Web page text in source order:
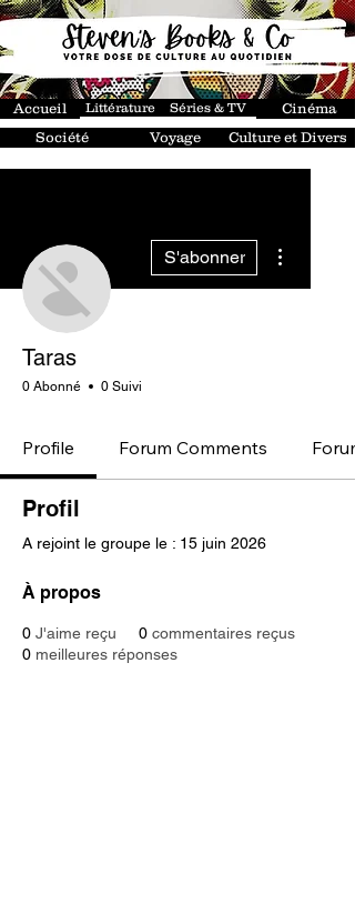
Cinéma
Culture et Divers
Séries & TV
Voyage
Société
Accueil Littérature
S'abonner
Taras
0 Abonné 0 Suivi
Profile Forum Comments
Profil
A rejoint le groupe le : 15 juin 2026
À propos
0 J'aime reçu 0 commentaires reçus
0 meilleures réponses